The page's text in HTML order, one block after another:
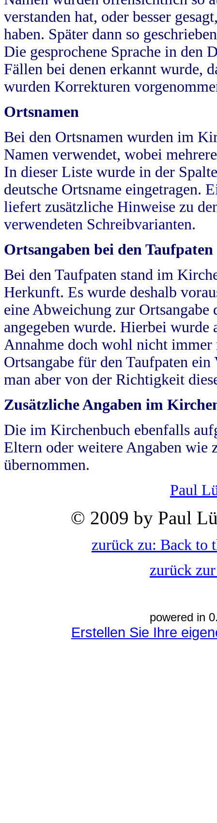
verstanden hat, oder besser
haben. Später dann so
Die gesprochene Sprache in
Fällen bei denen erkannt wurde,
wurden Korrekturen
Ortsnamen
Bei den Ortsnamen wurden im
Namen verwendet, wobei
In dieser Liste wurde in der
deutsche Ortsname eingetragen.
liefert zusätzliche Hinweise zu
verwendeten Schreibvarianten.
Ortsangaben bei den Taufpaten
Bei den Taufpaten stand im
Herkunft. Es wurde deshalb
eine Abweichung zur
angegeben wurde. Hierbei wurde
Annahme doch wohl nicht
Ortsangabe für den Taufpaten
man aber von der Richtigkeit
Zusätzliche Angaben im
Die im Kirchenbuch ebenfalls
Eltern oder weitere Angaben wie
übernommen.
Paul
© 2009 by Paul
zurück zu: Back to
zurück
powered in
Erstellen Sie Ihre